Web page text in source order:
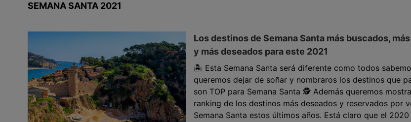
SEMANA SANTA 2021
Los destinos de Semana Santa más buscados,
y más deseados para este 2021
🏝 Esta Semana Santa será diferente como todos
queremos dejar de soñar y nombraros los destinos que
son TOP para Semana Santa 🕵 Además queremos
ranking de los destinos más deseados y reservados por
Semana Santa estos últimos años. Está claro que el 2020